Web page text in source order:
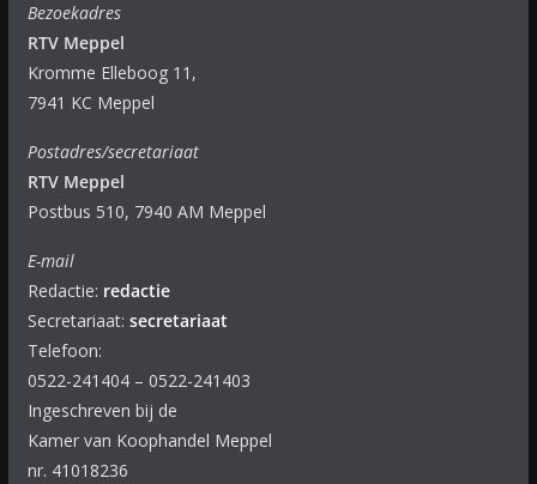
Bezoekadres
RTV Meppel
Kromme Elleboog 11,
7941 KC Meppel
Postadres/secretariaat
RTV Meppel
Postbus 510, 7940 AM Meppel
E-mail
Redactie: redactie
Secretariaat: secretariaat
Telefoon:
0522-241404 – 0522-241403
Ingeschreven bij de
Kamer van Koophandel Meppel
nr. 41018236